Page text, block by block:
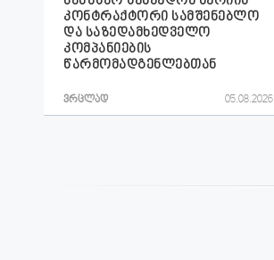
კონტრაქტორი სამშენებლო
და საზედამხედველო
კომპანიების
წარმომადგენლებთან
ვრცლად 05.08.2026